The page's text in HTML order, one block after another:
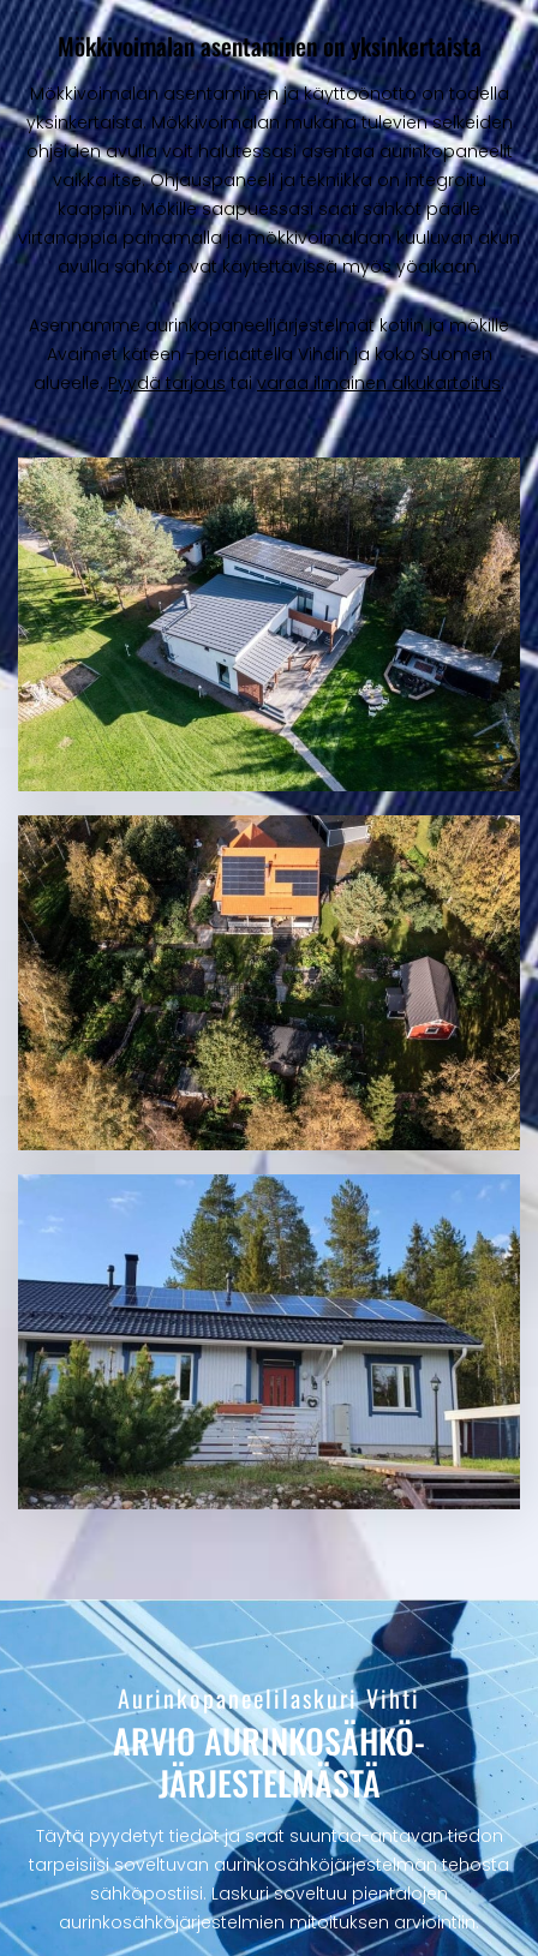
Mökkivoimalan asentaminen on yksinkertaista
Mökkivoimalan asentaminen ja käyttöönotto on todella
yksinkertaista. Mökkivoimalan mukana tulevien selkeiden
ohjeiden avulla voit halutessasi asentaa aurinkopaneelit
vaikka itse. Ohjauspaneeli ja tekniikka on integroitu
kaappiin. Mökille saapuessasi saat sähköt päälle
virtanappia painamalla ja mökkivoimalaan kuuluvan akun
avulla sähköt ovat käytettävissä myös yöaikaan.
Asennamme aurinkopaneelijärjestelmät kotiin ja mökille
Avaimet käteen -periaattella Vihdin ja koko Suomen
alueelle.Pyydä tarjoustaivaraa ilmainen alkukartoitus.
Aurinkopaneelilaskuri Vihti
ARVIO AURINKOSÄHKÖ­
JÄRJESTELMÄSTÄ
Täytä pyydetyt tiedot ja saat suuntaa-antavan tiedon
tarpeisiisi soveltuvan aurinkosähköjärjestelmän tehosta
sähköpostiisi. Laskuri soveltuu pientalojen
aurinkosähköjärjestelmien mitoituksen arviointiin.